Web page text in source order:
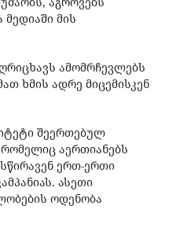
მის
ამომრჩევლებს
ხმის ადრე მიცემისკენ
შეერთებულ
აერთიანებს
ერთ-ერთი
ასეთი
ოდენობა